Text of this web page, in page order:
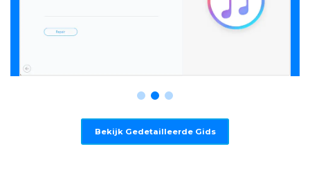
Bekijk Gedetailleerde Gids